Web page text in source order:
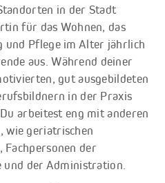
in der Stadt
für das Wohnen, das
und Pflege im Alter jährlich
aus. Während deiner
gut ausgebildeten
in der Praxis
arbeitest eng mit anderen
wie geriatrischen
der
der Administration.